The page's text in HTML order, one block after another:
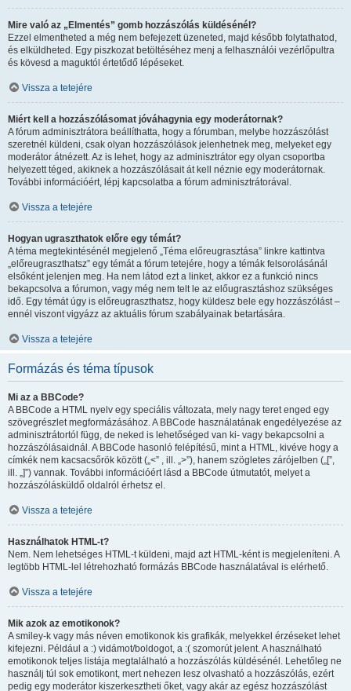
Mire való az „Elmentés” gomb hozzászólás küldésénél?
Ezzel elmentheted a még nem befejezett üzeneted, majd később folytathatod,
és elküldheted. Egy piszkozat betöltéséhez menj a felhasználói vezérlőpultra
és kövesd a maguktól értetődő lépéseket.
Vissza a tetejére
Miért kell a hozzászólásomat jóváhagynia egy moderátornak?
A fórum adminisztrátora beállíthatta, hogy a fórumban, melybe hozzászólást
szeretnél küldeni, csak olyan hozzászólások jelenhetnek meg, melyeket egy
moderátor átnézett. Az is lehet, hogy az adminisztrátor egy olyan csoportba
helyezett téged, akiknek a hozzászólásait át kell néznie egy moderátornak.
További információért, lépj kapcsolatba a fórum adminisztrátorával.
Vissza a tetejére
Hogyan ugraszthatok előre egy témát?
A téma megtekintésénél megjelenő „Téma előreugrasztása” linkre kattintva
„előreugraszthatsz” egy témát a fórum tetejére, hogy a témák felsorolásánál
elsőként jelenjen meg. Ha nem látod ezt a linket, akkor ez a funkció nincs
bekapcsolva a fórumon, vagy még nem telt le az előugrasztáshoz szükséges
idő. Egy témát úgy is előreugraszthatsz, hogy küldesz bele egy hozzászólást –
ennél viszont vigyázz az aktuális fórum szabályainak betartására.
Vissza a tetejére
Formázás és téma típusok
Mi az a BBCode?
A BBCode a HTML nyelv egy speciális változata, mely nagy teret enged egy
szövegrészlet megformázásához. A BBCode használatának engedélyezése az
adminisztrátortól függ, de neked is lehetőséged van ki- vagy bekapcsolni a
hozzászólásaidnál. A BBCode hasonló felépítésű, mint a HTML, kivéve hogy a
címkék nem kacsacsőrök között („<” , ill. „>”), hanem szögletes zárójelben („[”,
ill. „]”) vannak. További információért lásd a BBCode útmutatót, melyet a
hozzászólásküldő oldalról érhetsz el.
Vissza a tetejére
Használhatok HTML-t?
Nem. Nem lehetséges HTML-t küldeni, majd azt HTML-ként is megjeleníteni. A
legtöbb HTML-lel létrehozható formázás BBCode használatával is elérhető.
Vissza a tetejére
Mik azok az emotikonok?
A smiley-k vagy más néven emotikonok kis grafikák, melyekkel érzéseket lehet
kifejezni. Például a :) vidámot/boldogot, a :( szomorút jelent. A használható
emotikonok teljes listája megtalálható a hozzászólás küldésénél. Lehetőleg ne
használj túl sok emotikont, mert nehezen lesz olvasható a hozzászólás, ezért
pedig egy moderátor kiszerkesztheti őket, vagy akár az egész hozzászólást